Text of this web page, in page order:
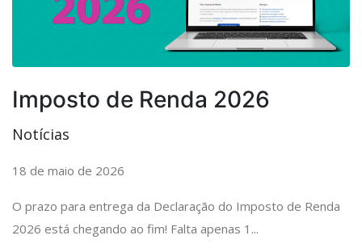
Imposto de Renda 2026
Notícias
18 de maio de 2026
O prazo para entrega da Declaração do Imposto de Renda
2026 está chegando ao fim! Falta apenas 1...